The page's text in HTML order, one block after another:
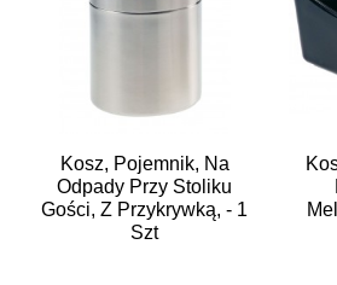
Kosz, Pojemnik, Na
Odpady Przy Stoliku
Gości, Z Przykrywką, - 1
Szt